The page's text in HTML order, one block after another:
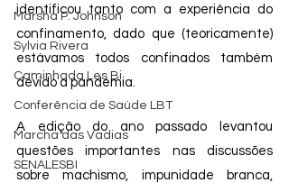
Marsha P. Johnson
Sylvia Rivera
Caminhada Les Bi
Conferência de Saúde LBT
Marcha das Vadias
SENALESBI
identificou tanto com a experiência do
confinamento, dado que (teoricamente)
estávamos todos confinados também
devido a pandemia.
A edição do ano passado levantou
questões importantes nas discussões
sobre machismo, impunidade branca,